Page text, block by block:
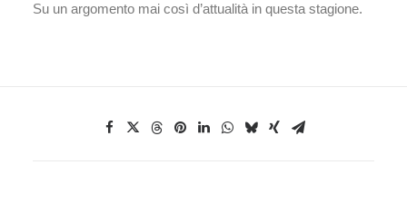
Su un argomento mai così d’attualità in questa stagione.